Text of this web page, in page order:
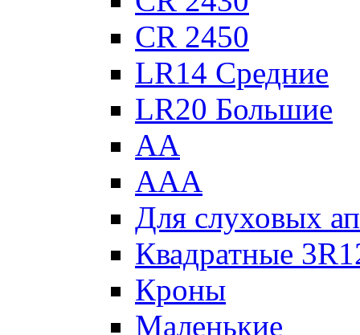
CR 2450
LR14 Средние
LR20 Большие
АА
ААА
Для слуховых
Квадратные
Кроны
Маленькие